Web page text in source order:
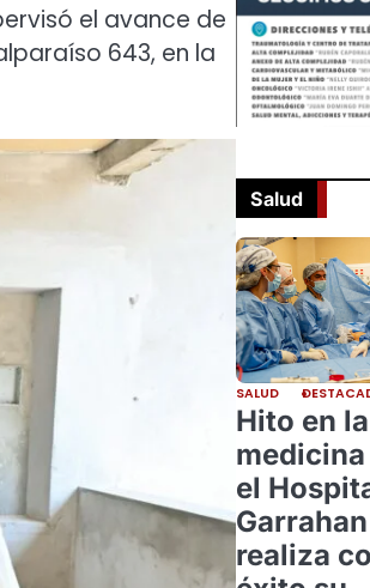
el avance de
643, en la
Salud
SALUD
Hito en la
el
Garrahan
realiza